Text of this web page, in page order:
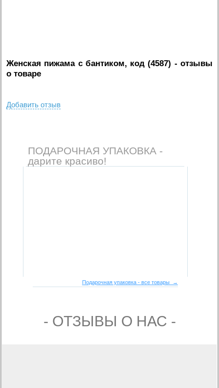
Женская пижама с бантиком, код (4587) - отзывы
о товаре
Добавить отзыв
ПОДАРОЧНАЯ УПАКОВКА -
дарите красиво!
Подарочная упаковка - все товары →
- ОТЗЫВЫ О НАС -